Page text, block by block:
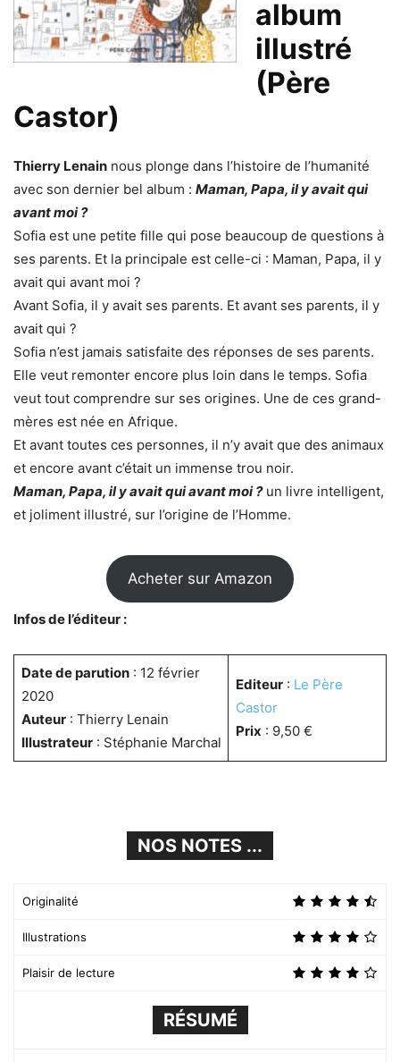
album
illustré
(Père
Castor)
Thierry Lenain nous plonge dans l’histoire de l’humanité
avec son dernier bel album : Maman, Papa, il y avait qui
avant moi ?
Sofia est une petite fille qui pose beaucoup de questions à
ses parents. Et la principale est celle-ci : Maman, Papa, il y
avait qui avant moi ?
Avant Sofia, il y avait ses parents. Et avant ses parents, il y
avait qui ?
Sofia n’est jamais satisfaite des réponses de ses parents.
Elle veut remonter encore plus loin dans le temps. Sofia
veut tout comprendre sur ses origines. Une de ces grand-
mères est née en Afrique.
Et avant toutes ces personnes, il n’y avait que des animaux
et encore avant c’était un immense trou noir.
Maman, Papa, il y avait qui avant moi ?un livre intelligent,
et joliment illustré, sur l’origine de l’Homme.
Acheter sur Amazon
Infos de l’éditeur :
Date de parution: 12 février
2020
Auteur: Thierry Lenain
Illustrateur: Stéphanie Marchal
Editeur: Le Père
Castor
Prix : 9,50 €
NOS NOTES ...
Originalité
Illustrations
Plaisir de lecture
RÉSUMÉ